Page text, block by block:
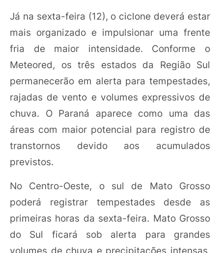
Já na sexta-feira (12), o ciclone deverá estar
mais organizado e impulsionar uma frente
fria de maior intensidade. Conforme o
Meteored, os três estados da Região Sul
permanecerão em alerta para tempestades,
rajadas de vento e volumes expressivos de
chuva. O Paraná aparece como uma das
áreas com maior potencial para registro de
transtornos devido aos acumulados
previstos.
No Centro-Oeste, o sul de Mato Grosso
poderá registrar tempestades desde as
primeiras horas da sexta-feira. Mato Grosso
do Sul ficará sob alerta para grandes
volumes de chuva e precipitações intensas,